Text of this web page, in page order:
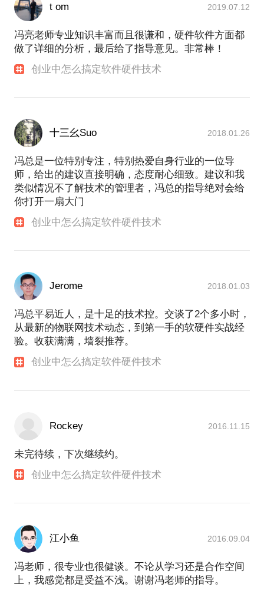
t om 2019.07.12
冯亮老师专业知识丰富而且很谦和，硬件软件方面都
做了详细的分析，最后给了指导意见。非常棒！
创业中怎么搞定软件硬件技术
十三幺Suo 2018.01.26
冯总是一位特别专注，特别热爱自身行业的一位导
师，给出的建议直接明确，态度耐心细致。建议和我
类似情况不了解技术的管理者，冯总的指导绝对会给
你打开一扇大门
创业中怎么搞定软件硬件技术
Jerome 2018.01.03
冯总平易近人，是十足的技术控。交谈了2个多小时，
从最新的物联网技术动态，到第一手的软硬件实战经
验。收获满满，墙裂推荐。
创业中怎么搞定软件硬件技术
Rockey 2016.11.15
未完待续，下次继续约。
创业中怎么搞定软件硬件技术
江小鱼 2016.09.04
冯老师，很专业也很健谈。不论从学习还是合作空间
上，我感觉都是受益不浅。谢谢冯老师的指导。